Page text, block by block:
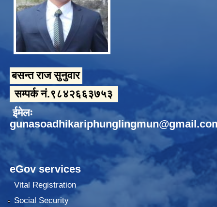
बसन्त राज सुनुवार
सम्पर्क नं.९८४२६६३७५३
ईमेलः
eGov services
Vital Registration
Social Security